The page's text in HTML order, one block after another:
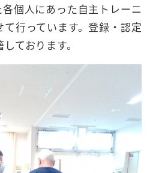
個人にあった自主トレーニ
て行っています。登録・認定
ております。